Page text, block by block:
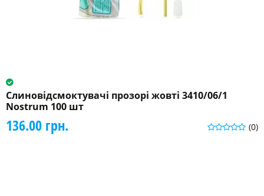
Слиновідсмоктувачі прозорі жовті 3410/06/1
Nostrum 100 шт
(0)
136.00 грн.